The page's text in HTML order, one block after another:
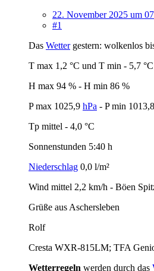
22. November 2025 um
#1
Das Wettergestern: wolkenlos
T max 1,2 °C und T min - 5,7
H max 94 % - H min 86 %
P max 1025,9 hPa - P min 1013,8
Tp mittel - 4,0 °C
Sonnenstunden 5:40 h
Niederschlag 0,0 l/m²
Wind mittel 2,2 km/h - Böen
Grüße aus Aschersleben
Rolf
Cresta WXR-815LM; TFA
Wetterregeln werden durch das